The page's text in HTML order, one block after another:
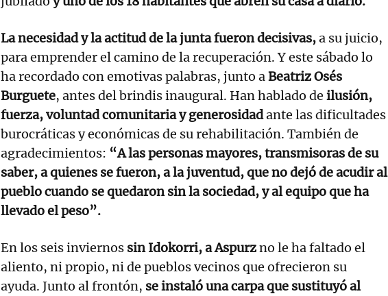
La necesidad y la actitud de la junta fueron decisivas,a su juicio,
para emprender el camino de la recuperación. Y este sábado lo
ha recordado con emotivas palabras, junto aBeatriz Osés
Burguete, antes del brindis inaugural. Han hablado de ilusión,
fuerza, voluntad comunitaria y generosidadante las dificultades
burocráticas y económicas de su rehabilitación. También de
agradecimientos: “A las personas mayores, transmisoras de su
saber, a quienes se fueron, a la juventud, que no dejó de acudir al
pueblo cuando se quedaron sin la sociedad, y al equipo que ha
llevado el peso”.
En los seis inviernos sin Idokorri, a Aspurzno le ha faltado el
aliento, ni propio, ni de pueblos vecinos que ofrecieron su
ayuda. Junto al frontón, se instaló una carpa que sustituyó al